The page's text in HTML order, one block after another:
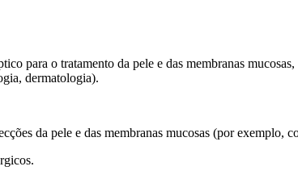
para o tratamento da pele e das membranas
dermatologia).
da pele e das membranas mucosas (por exemplo,